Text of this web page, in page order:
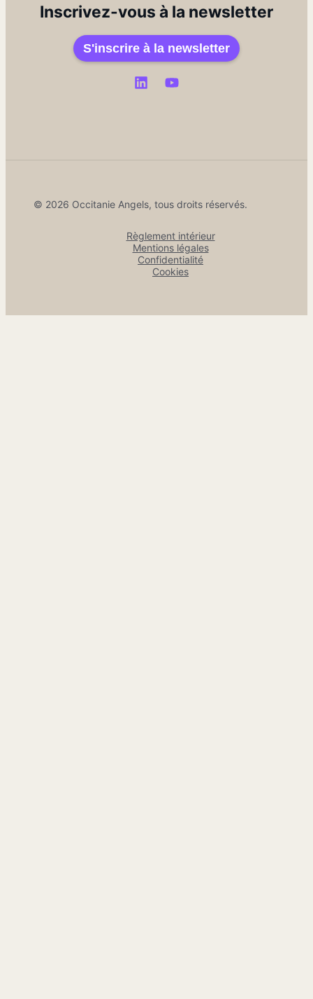
Inscrivez-vous à la newsletter
S'inscrire à la newsletter
© 2026 Occitanie Angels, tous droits réservés.
Règlement intérieur
Mentions légales
Confidentialité
Cookies